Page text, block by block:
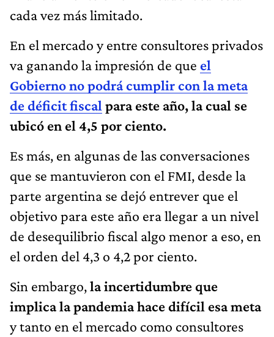
cada vez más limitado.
En el mercado y entre consultores privados
va ganando la impresión de que el
Gobierno no podrá cumplir con la meta
de déficit fiscal para este año, la cual se
ubicó en el 4,5 por ciento.
Es más, en algunas de las conversaciones
que se mantuvieron con el FMI, desde la
parte argentina se dejó entrever que el
objetivo para este año era llegar a un nivel
de desequilibrio fiscal algo menor a eso, en
el orden del 4,3 o 4,2 por ciento.
Sin embargo,la incertidumbre que
implica la pandemia hace difícil esa meta
y tanto en el mercado como consultores